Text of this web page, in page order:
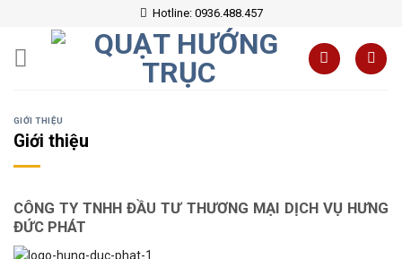
content
Hotline: 0936.488.457
GIỚI THIỆU
Giới thiệu
CÔNG TY TNHH ĐẦU TƯ THƯƠNG MẠI DỊCH VỤ HƯNG
ĐỨC PHÁT